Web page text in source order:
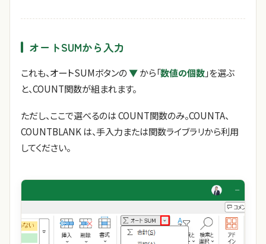
オートSUMから入力
これも、オートSUMボタンの▼から「数値の個数」を選ぶ
と、COUNT関数が組まれます。
ただし、ここで選べるのは COUNT関数のみ。COUNTA、
COUNTBLANK は、手入力または関数ライブラリから利用
してください。